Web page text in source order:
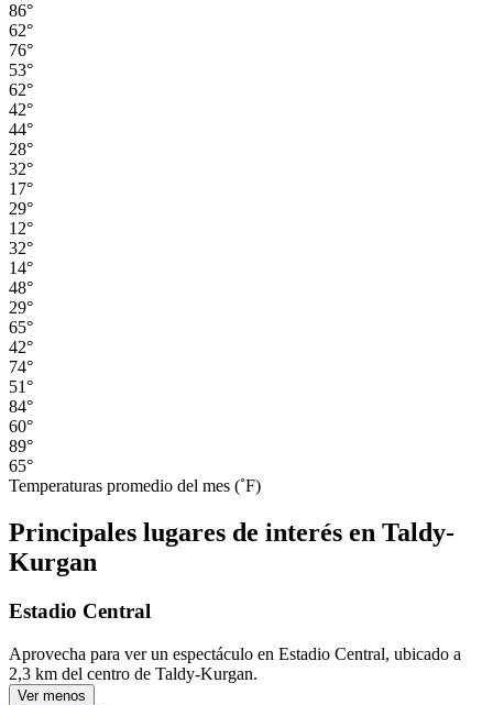
86°
62°
76°
53°
62°
42°
44°
28°
32°
17°
29°
12°
32°
14°
48°
29°
65°
42°
74°
51°
84°
60°
89°
65°
Temperaturas promedio del mes (˚F)
Principales lugares de interés en Taldy-
Kurgan
Estadio Central
Aprovecha para ver un espectáculo en Estadio Central, ubicado a
2,3 km del centro de Taldy-Kurgan.
Ver menos